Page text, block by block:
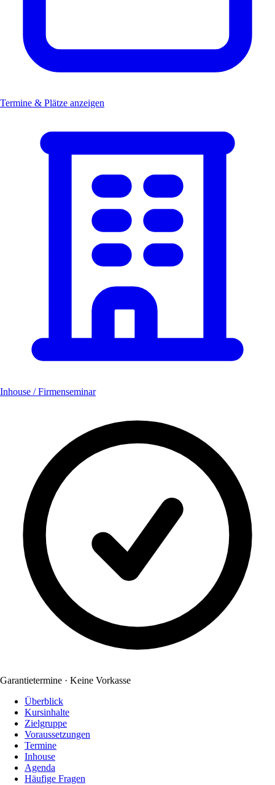
Termine & Plätze anzeigen
Inhouse / Firmenseminar
Garantietermine · Keine Vorkasse
Überblick
Kursinhalte
Zielgruppe
Voraussetzungen
Termine
Inhouse
Agenda
Häufige Fragen